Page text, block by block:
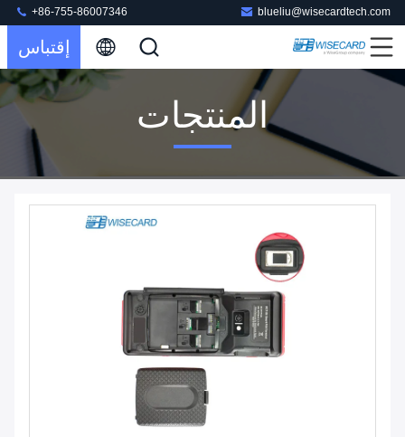
blueliu@wisecardtech.com
+86-755-86007346
إقتباس
المنتجات